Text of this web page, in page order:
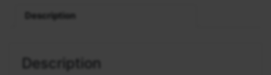
Description
Description